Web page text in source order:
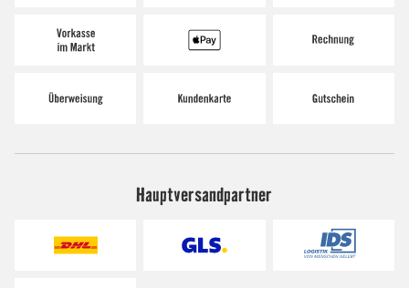
Hauptversandpartner